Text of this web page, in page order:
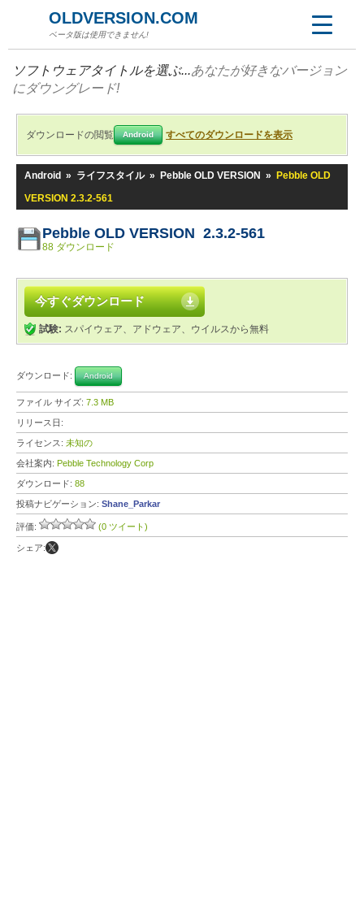
OLDVERSION.COM
ベータ版は使用できません!
ソフトウェアタイトルを選ぶ...あなたが好きなバージョン
にダウングレード!
ダウンロードの閲覧 Android すべてのダウンロードを表示
Android » ライフスタイル » Pebble OLD VERSION »
Pebble OLD
VERSION 2.3.2-561
Pebble OLD VERSION 2.3.2-561
88 ダウンロード
今すぐダウンロード
試験: スパイウェア、アドウェア、ウイルスから無料
ダウンロード: Android
ファイル サイズ: 7.3 MB
リリース日:
ライセンス: 未知の
会社案内: Pebble Technology Corp
ダウンロード: 88
投稿ナビゲーション: Shane_Parkar
評価: (0 ツイート)
シェア: